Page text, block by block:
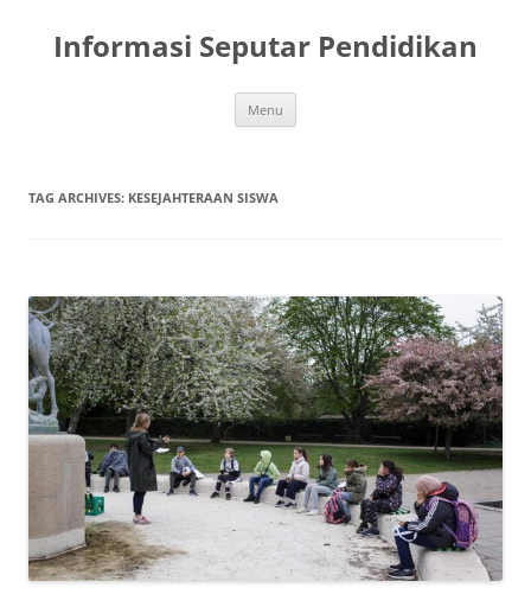
content
Informasi Seputar Pendidikan
Menu
TAG ARCHIVES: KESEJAHTERAAN SISWA